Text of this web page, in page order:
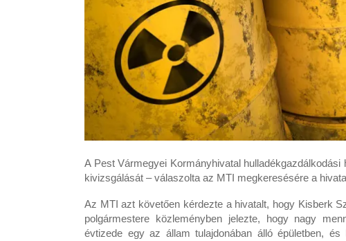
A Pest Vármegyei Kormányhivatal
kivizsgálását – válaszolta az MTI megkeresésére a
Az MTI azt követően kérdezte a hivatalt, hogy Kisberk
polgármestere közleményben jelezte, hogy nagy
évtizede egy az állam tulajdonában álló épületben,